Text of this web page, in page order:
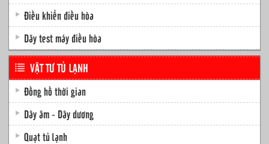
Điều khiển điều hòa
Dây test máy điều hòa
VẬT TƯ TỦ LẠNH
Đồng hồ thời gian
Dây âm - Dây dương
Quạt tủ lạnh